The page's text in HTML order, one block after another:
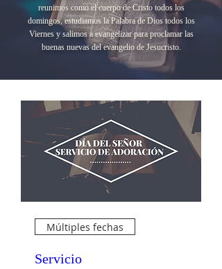
reunimos como el cuerpo de Cristo todos los
domingos, estudiamos la Palabra de Dios todos los
Viernes y salimos a evangelizar para proclamar las
buenas nuevas del evangelio de Jesucristo.
Múltiples fechas
Servicio